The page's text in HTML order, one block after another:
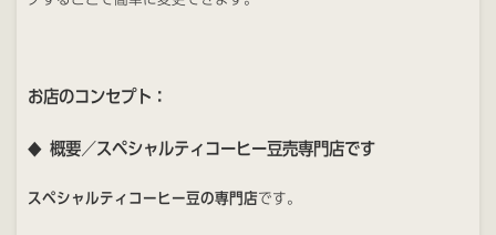
お店のコンセプト：
◆ 概要／スペシャルティコーヒー豆売専門店です
スペシャルティコーヒー豆の専門店です。